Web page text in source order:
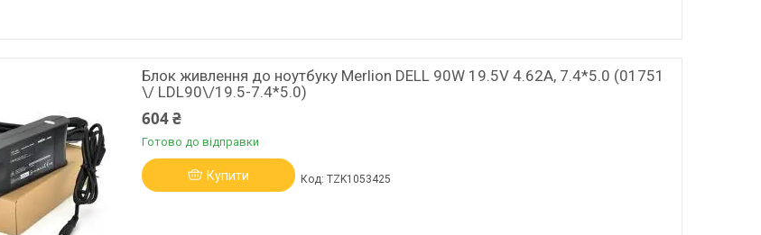
Блок живлення до ноутбуку Merlion DELL 90W 19.5V 4.62A, 7.4*5.0 (01751
\/ LDL90\/19.5-7.4*5.0)
604 ₴
Готово до відправки
Купити TZK1053425